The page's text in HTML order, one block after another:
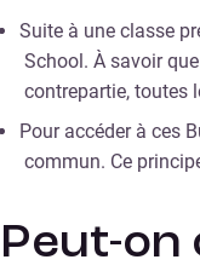
Suite à une classe
School. À savoir
contrepartie, toutes
Pour accéder à ces
commun. Ce
Peut-on